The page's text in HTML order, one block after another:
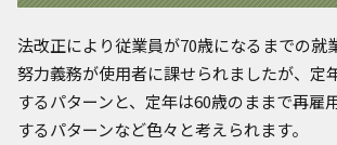
法改正により従業員が70歳になるまでの就
努力義務が使用者に課せられましたが、定
するパターンと、定年は60歳のままで再雇
するパターンなど色々と考えられます。